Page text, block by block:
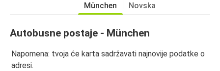
München Novska
Autobusne postaje - München
Napomena: tvoja će karta sadržavati najnovije podatke o
adresi.